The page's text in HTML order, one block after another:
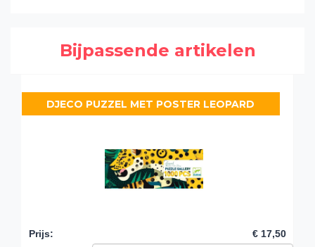
Bijpassende artikelen
DJECO PUZZEL MET POSTER LEOPARD
Prijs: € 17,50